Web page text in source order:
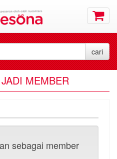
MEMBER
sebagai member